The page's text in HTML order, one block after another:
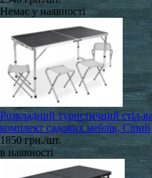
Немає у наявності
Розкладний туристичний стіл-
комплект садових меблів, Сірий
1850 грн./шт.
в наявності